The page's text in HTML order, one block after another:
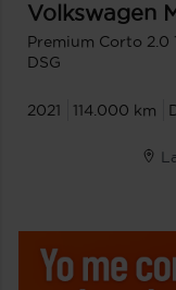
Volkswagen
Premium Corto 2.0
DSG
2021 114.000 km